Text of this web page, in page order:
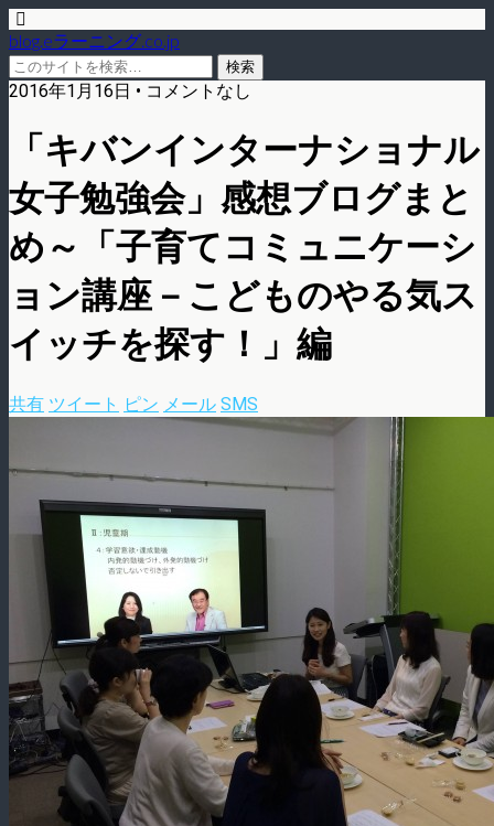
blog.eラーニング.co.jp
2016年1月16日 • コメントなし
「キバンインターナショナル
女子勉強会」感想ブログまと
め～「子育てコミュニケーシ
ョン講座－こどものやる気ス
イッチを探す！」編
共有 ツイート ピン メール SMS